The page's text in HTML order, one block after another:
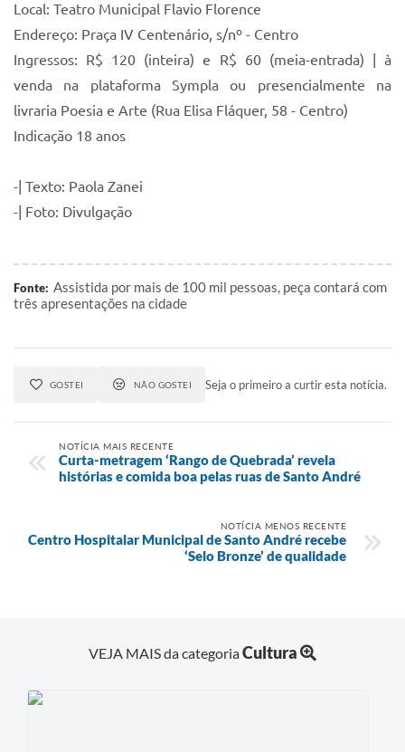
Local: Teatro Municipal Flavio Florence
Endereço: Praça IV Centenário, s/nº - Centro
Ingressos: R$ 120 (inteira) e R$ 60 (meia-entrada) | à
venda na plataforma Sympla ou presencialmente na
livraria Poesia e Arte (Rua Elisa Fláquer, 58 - Centro)
Indicação 18 anos
-| Texto: Paola Zanei
-| Foto: Divulgação
Fonte: Assistida por mais de 100 mil pessoas, peça contará com
três apresentações na cidade
GOSTEI NÃO GOSTEI Seja o primeiro a curtir esta notícia.
NOTÍCIA MAIS RECENTE
Curta-metragem ‘Rango de Quebrada’ revela
histórias e comida boa pelas ruas de Santo André
NOTÍCIA MENOS RECENTE
Centro Hospitalar Municipal de Santo André recebe
‘Selo Bronze’ de qualidade
VEJA MAIS da categoriaCultura